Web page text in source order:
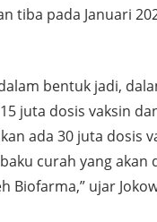
tiba pada Januari
bentuk jadi,
juta dosis vaksin
ada 30 juta dosis
curah yang akan
Biofarma,” ujar